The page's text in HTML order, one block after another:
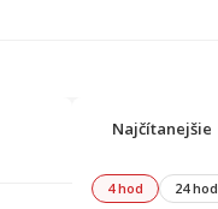
Najčítanejšie
4 hod 24 hod